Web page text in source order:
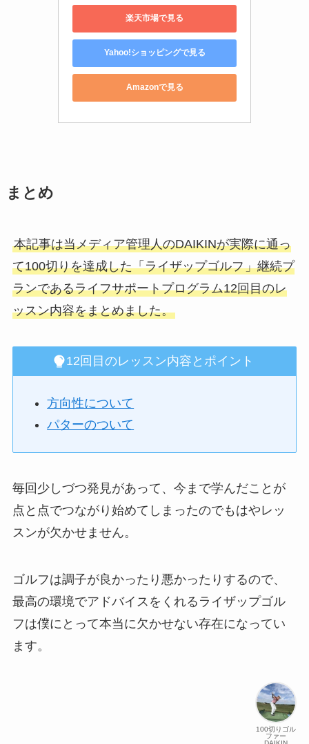
楽天市場で見る
Yahoo!ショッピングで見る
Amazonで見る
まとめ
本記事は当メディア管理人のDAIKINが実際に通っ
て100切りを達成した「ライザップゴルフ」継続プ
ランであるライフサポートプログラム12回目のレ
ッスン内容をまとめました。
12回目のレッスン内容とポイント
方向性について
パターのついて
毎回少しづつ発見があって、今まで学んだことが
点と点でつながり始めてしまったのでもはやレッ
スンが欠かせません。
ゴルフは調子が良かったり悪かったりするので、
最高の環境でアドバイスをくれるライザップゴル
フは僕にとって本当に欠かせない存在になってい
ます。
100切りゴル
ファー